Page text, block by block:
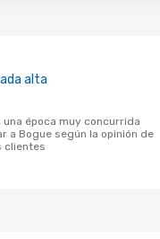
alta
a Bogue según la opinión de
clientes